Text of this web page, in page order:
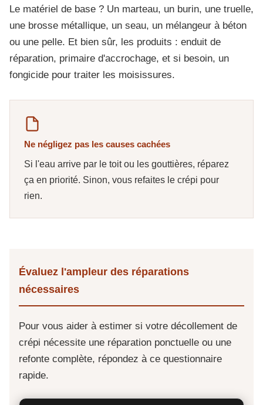
Le matériel de base ? Un marteau, un burin, une truelle,
une brosse métallique, un seau, un mélangeur à béton
ou une pelle. Et bien sûr, les produits : enduit de
réparation, primaire d'accrochage, et si besoin, un
fongicide pour traiter les moisissures.
Ne négligez pas les causes cachées
Si l'eau arrive par le toit ou les gouttières, réparez
ça en priorité. Sinon, vous refaites le crépi pour
rien.
Évaluez l'ampleur des réparations
nécessaires
Pour vous aider à estimer si votre décollement de
crépi nécessite une réparation ponctuelle ou une
refonte complète, répondez à ce questionnaire
rapide.